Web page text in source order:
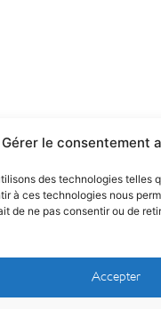
Gérer le consentement
des technologies
à ces technologies nous
de ne pas consentir ou de
Accepter